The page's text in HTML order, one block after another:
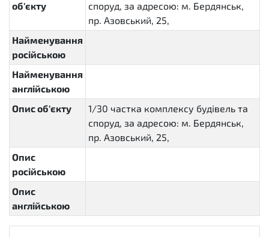
об'єкту
споруд, за адресою: м. Бердянськ,
пр. Азовський, 25,
Найменування
російською
Найменування
англійською
Опис об'єкту
1/30 частка комплексу будівель та
споруд, за адресою: м. Бердянськ,
пр. Азовський, 25,
Опис
російською
Опис
англійською